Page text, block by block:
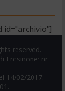
id="archivio"]
reserved.
Frosinone: nr.
14/02/2017.